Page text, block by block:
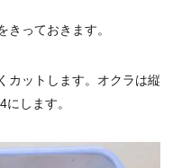
きっておきます。
カットします。オクラは縦
します。